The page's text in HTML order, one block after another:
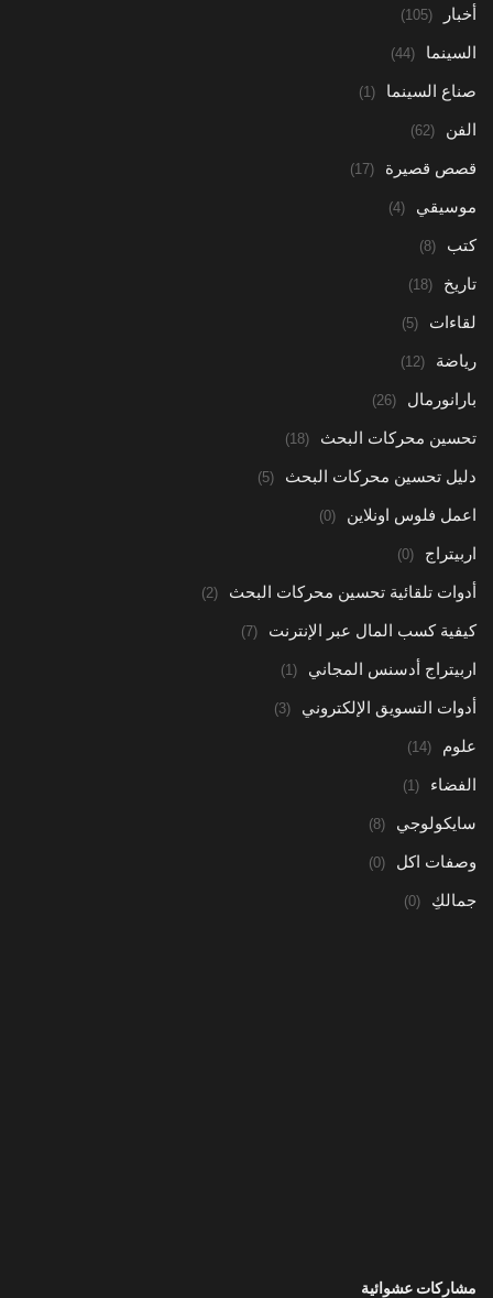
أخبار (105)
السينما (44)
صناع السينما (1)
الفن (62)
قصص قصيرة (17)
موسيقي (4)
كتب (8)
تاريخ (18)
لقاءات (5)
رياضة (12)
بارانورمال (26)
تحسين محركات البحث (18)
دليل تحسين محركات البحث (5)
اعمل فلوس اونلاين (0)
اربيتراج (0)
أدوات تلقائية تحسين محركات البحث (2)
كيفية كسب المال عبر الإنترنت (7)
اربيتراج أدسنس المجاني (1)
أدوات التسويق الإلكتروني (3)
علوم (14)
الفضاء (1)
سايكولوجي (8)
وصفات اكل (0)
جمالكِ (0)
مشاركات عشوائية